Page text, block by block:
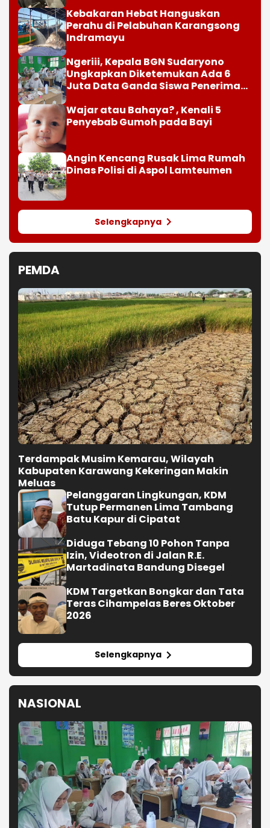
Kebakaran Hebat Hanguskan
Perahu di Pelabuhan Karangsong
Indramayu
Ngeriii, Kepala BGN Sudaryono
Ungkapkan Diketemukan Ada 6
Juta Data Ganda Siswa Penerima
Wajar atau Bahaya? , Kenali 5
Penyebab Gumoh pada Bayi
Angin Kencang Rusak Lima Rumah
Dinas Polisi di Aspol Lamteumen
Selengkapnya
PEMDA
Terdampak Musim Kemarau, Wilayah
Kabupaten Karawang Kekeringan Makin
Meluas
Pelanggaran Lingkungan, KDM
Tutup Permanen Lima Tambang
Batu Kapur di Cipatat
Diduga Tebang 10 Pohon Tanpa
Izin, Videotron di Jalan R.E.
Martadinata Bandung Disegel
KDM Targetkan Bongkar dan Tata
Teras Cihampelas Beres Oktober
2026
Selengkapnya
NASIONAL